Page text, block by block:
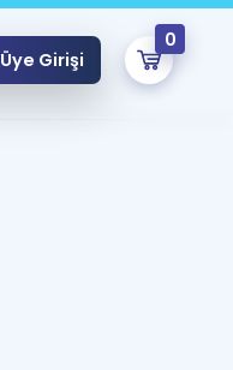
Üye Girişi
0